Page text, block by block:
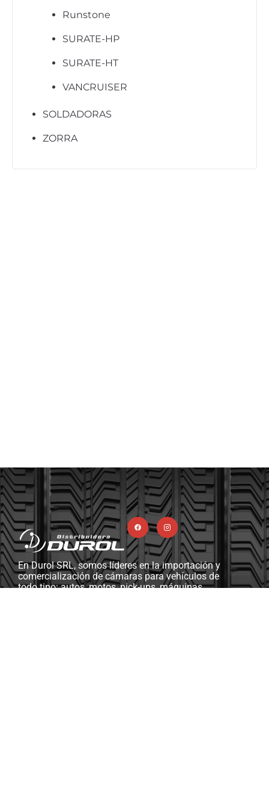
Runstone
SURATE-HP
SURATE-HT
VANCRUISER
SOLDADORAS
ZORRA
En Durol SRL, somos líderes en la importación y
comercialización de cámaras para vehículos de
todo tipo: autos, motos, pick-ups, máquinas